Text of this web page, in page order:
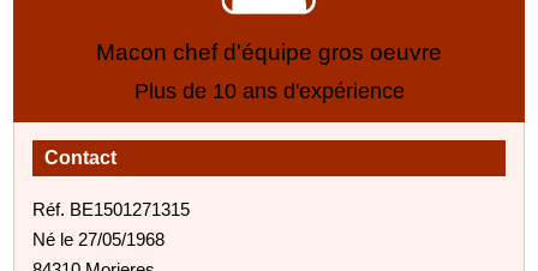
Macon chef d'équipe gros oeuvre
Plus de 10 ans d'expérience
Contact
Réf. BE1501271315
Né le 27/05/1968